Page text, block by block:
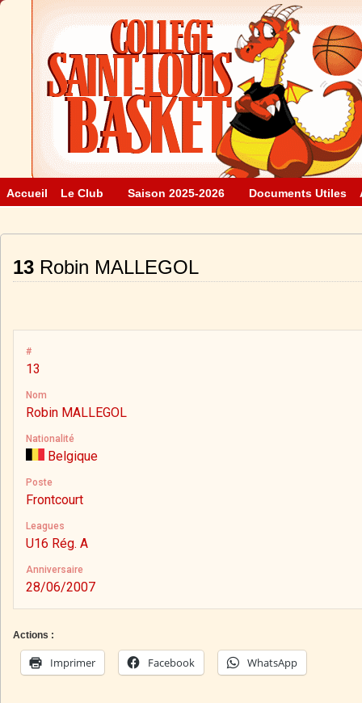
Accueil Le Club Saison 2025-2026 Documents Utiles
13 Robin MALLEGOL
#
13
Nom
Robin MALLEGOL
Nationalité
Belgique
Poste
Frontcourt
Leagues
U16 Rég. A
Anniversaire
28/06/2007
Actions :
Imprimer Facebook WhatsApp